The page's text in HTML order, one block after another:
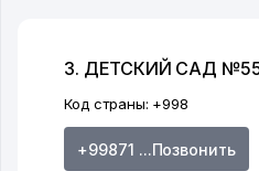
3. ДЕТСКИЙ САД
Код страны: +998
+99871 ...Позвонить